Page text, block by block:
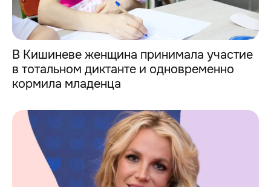
В Кишиневе женщина принимала участие
в тотальном диктанте и одновременно
кормила младенца